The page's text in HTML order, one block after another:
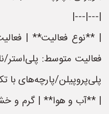
|---|---|
| **نوع فعالیت** |
فعالیت متوسط: پلی‌استر/
پلی‌پروپیلن/پارچه‌های با
| **آب و هوا** | گرم و